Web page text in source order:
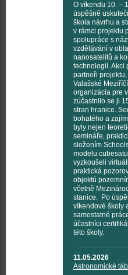
O víkendu 10. –
úspěšně
škola návrhu a
v rámci projektu
spolupráce s
vzdělávání v
nanosatelitů a
technologií. Akci
partneři
Valašské
organizácia pre
zúčastnilo se ji
stran hranice.
bohatého a
byly nejen
semináře,
složením
modelu
vyzkoušeli
praktická
objektů
včetně
stanice. Po
víkendové školy
samostatné
účastníci
této školy.
11.05.2026
Astronomické